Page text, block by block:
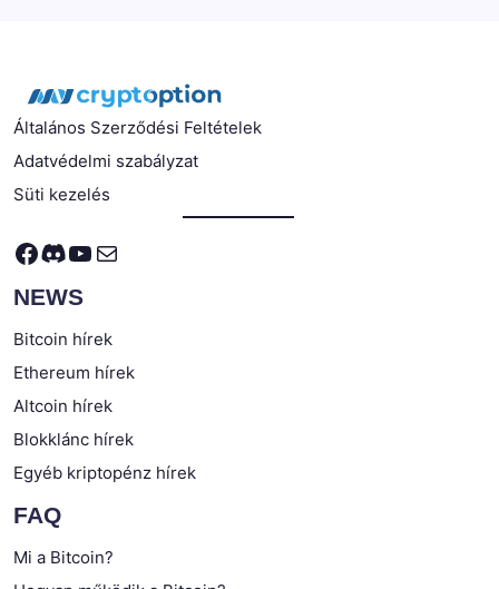
Általános Szerződési Feltételek
Adatvédelmi szabályzat
Süti kezelés
Facebook
Discord
YouTube
Mail
NEWS
Bitcoin hírek
Ethereum hírek
Altcoin hírek
Blokklánc hírek
Egyéb kriptopénz hírek
FAQ
Mi a Bitcoin?